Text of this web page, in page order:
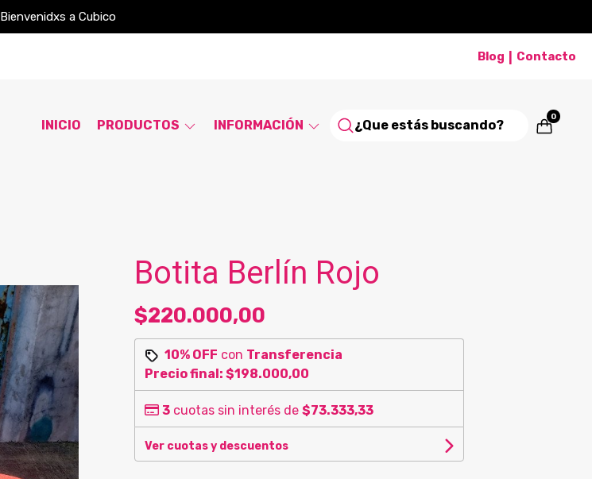
Bienvenidxs a Cubico
Blog Contacto
INICIO PRODUCTOS INFORMACIÓN
0
Botita Berlín Rojo
$220.000,00
10% OFF con Transferencia
Precio final: $198.000,00
3cuotas sin interés de $73.333,33
Ver cuotas y descuentos